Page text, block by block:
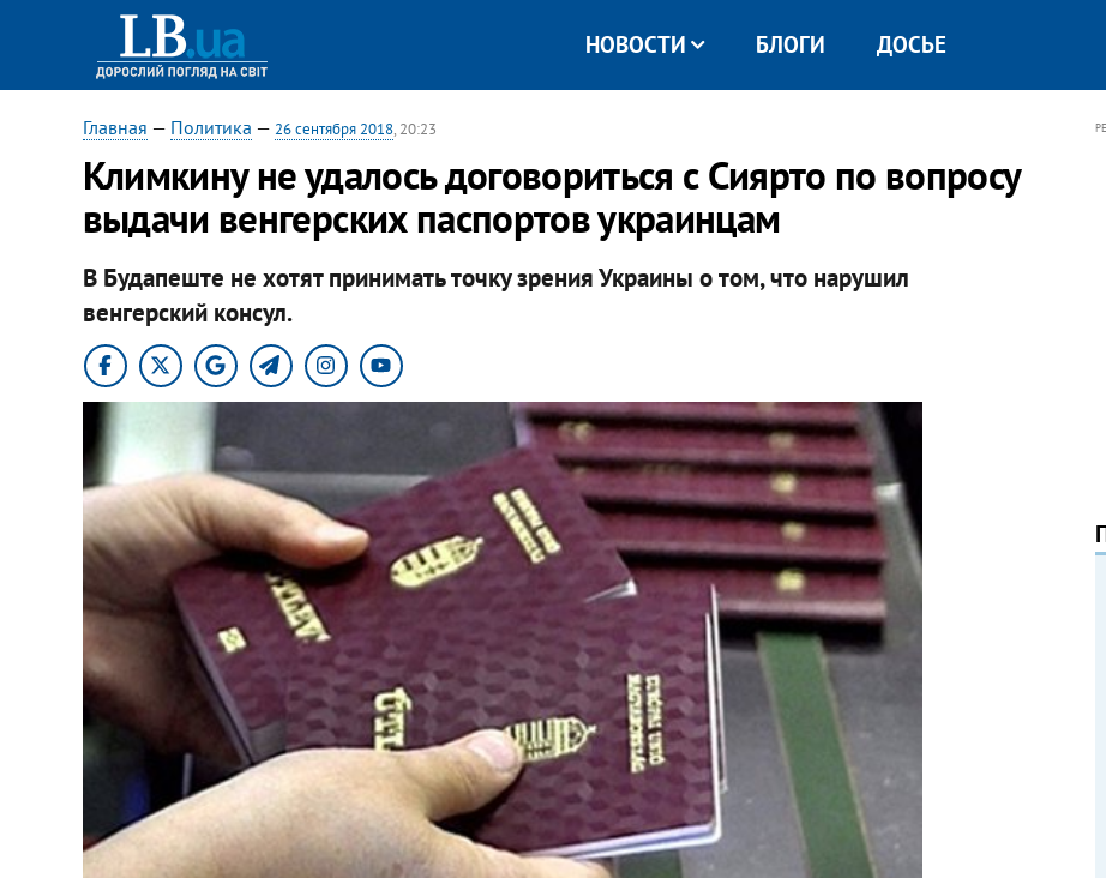
НОВОСТИ БЛОГИ ДОСЬЕ
Главная — Политика — 26 сентября 2018, 20:23
Климкину не удалось договориться с Сиярто по вопросу
выдачи венгерских паспортов украинцам
В Будапеште не хотят принимать точку зрения Украины о том, что нарушил
венгерский консул.